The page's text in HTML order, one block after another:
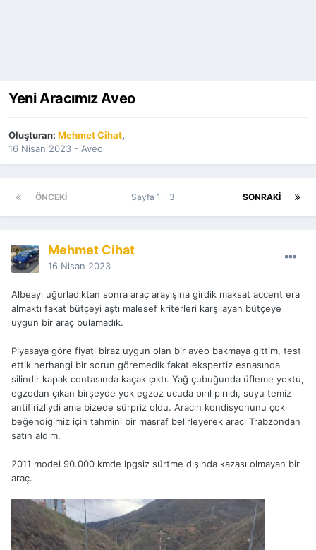
Yeni Aracımız Aveo
Oluşturan: Mehmet Cihat,
16 Nisan 2023 - Aveo
ÖNCEKI SONRAKI
Sayfa 1 - 3
Mehmet Cihat
16 Nisan 2023
Albeayı uğurladıktan sonra araç arayışına girdik maksat accent era
almaktı fakat bütçeyi aştı malesef kriterleri karşılayan bütçeye
uygun bir araç bulamadık.
Piyasaya göre fiyatı biraz uygun olan bir aveo bakmaya gittim, test
ettik herhangi bir sorun göremedik fakat ekspertiz esnasında
silindir kapak contasında kaçak çıktı. Yağ çubuğunda üfleme yoktu,
egzodan çıkan birşeyde yok egzoz ucuda pırıl pırıldı, suyu temiz
antifirizliydi ama bizede sürpriz oldu. Aracın kondisyonunu çok
beğendiğimiz için tahmini bir masraf belirleyerek aracı Trabzondan
satın aldım.
2011 model 90.000 kmde lpgsiz sürtme dışında kazası olmayan bir
araç.